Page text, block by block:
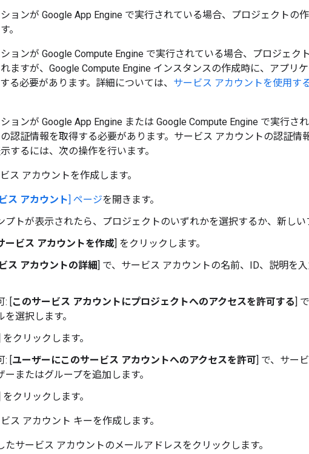
ションが Google App Engine で実行されている場合、プロジェクトの
。
ションが Google Compute Engine で実行されている場合、プロジェ
れますが、Google Compute Engine インスタンスの作成時に、アプリ
する必要があります。詳細については、 サービス アカウントを使用す
ションが Google App Engine または Google Compute Engine で実行さ
の認証情報を取得する必要があります。サービス アカウントの認証
示するには、次の操作を行います。
ビス アカウントを作成します。
ビス アカウント] ページを開きます。
プトが表示されたら、プロジェクトのいずれかを選択するか、新しい
ービス アカウントを作成] をクリックします。
ビス アカウントの詳細] で、サービス アカウントの名前、ID、説明を
: [このサービス アカウントにプロジェクトへのアクセスを許可する]
を選択します。
をクリックします。
: [ユーザーにこのサービス アカウントへのアクセスを許可] で、サー
ーまたはグループを追加します。
をクリックします。
ビス アカウント キーを作成します。
たサービス アカウントのメールアドレスをクリックします。